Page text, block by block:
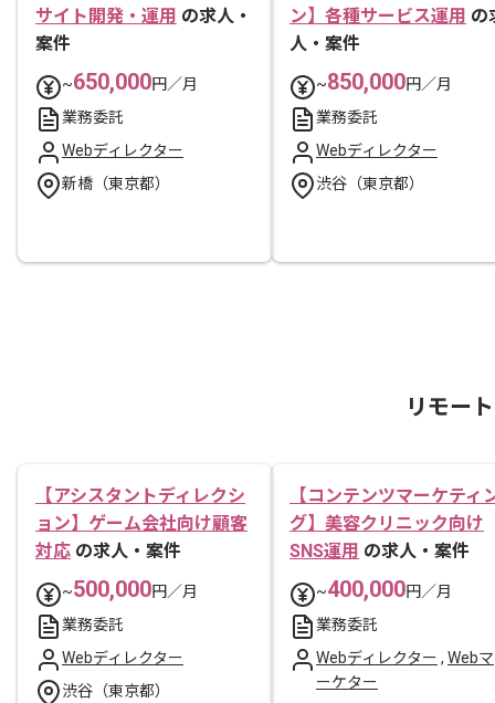
サイト開発・運用 の求人・
案件
~650,000円／月
業務委託
Webディレクター
新橋（東京都）
ン】各種サービス運用 の
人・案件
~850,000円／月
業務委託
Webディレクター
渋谷（東京都）
リモー
【アシスタントディレクシ
ョン】ゲーム会社向け顧客
対応 の求人・案件
~500,000円／月
業務委託
Webディレクター
渋谷（東京都）
【コンテンツマーケティ
グ】美容クリニック向け
SNS運用 の求人・案件
~400,000円／月
業務委託
Webディレクター , Webマ
ーケター